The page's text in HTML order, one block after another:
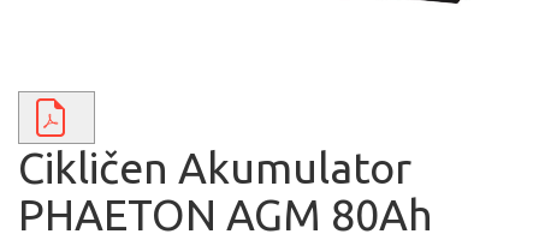
Cikličen Akumulator
PHAETON AGM 80Ah